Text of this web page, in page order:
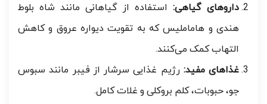
داروهای گیاهی: استفاده از گیاهانی مانند شاه بلوط
هندی و هاماملیس که به تقویت دیواره عروق و کاهش
التهاب کمک می‌کنند.
غذاهای مفید: رژیم غذایی سرشار از فیبر مانند سبوس
جو، حبوبات، کلم بروکلی و غلات کامل.